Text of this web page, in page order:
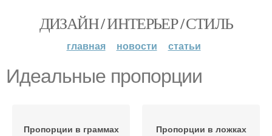
ДИЗАЙН / ИНТЕРЬЕР / СТИЛЬ
главная новости статьи
Идеальные пропорции
Пропорции в граммах Пропорции в ложках